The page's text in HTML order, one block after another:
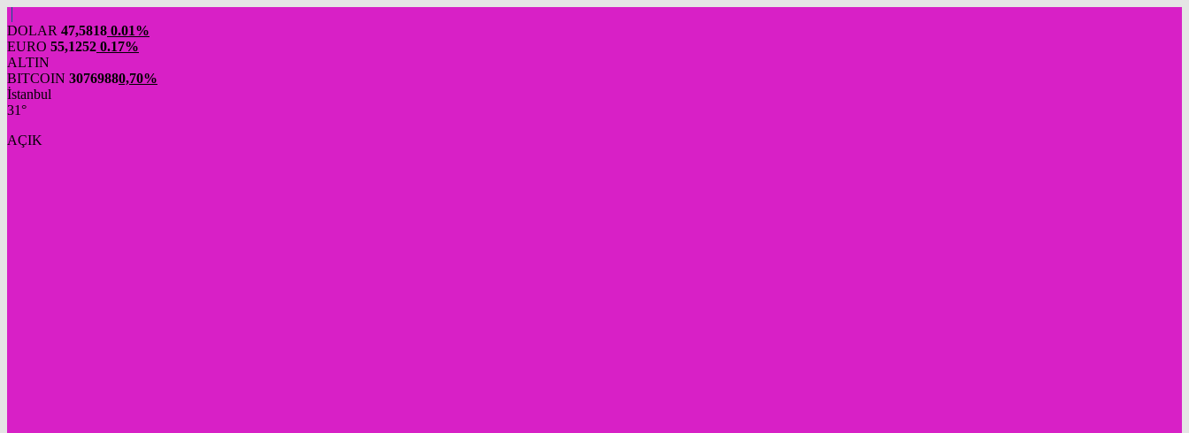
DOLAR 47,5818 0.01%
EURO 55,1252 0.17%
ALTIN
BITCOIN 30769880,70%
İstanbul
31°
AÇIK